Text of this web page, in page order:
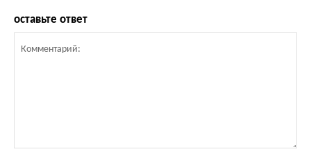
оставьте ответ